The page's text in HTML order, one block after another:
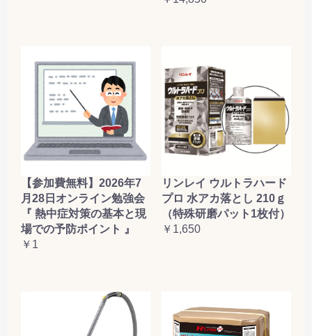
【参加費無料】2026年7
月28日オンライン勉強会
『 熱中症対策の基本と現
場での予防ポイント 』
￥1
リンレイ ウルトラハード
プロ 水アカ落とし 210ｇ
（特殊研磨パット1枚付）
￥1,650